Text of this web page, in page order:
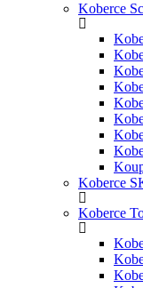
Koberce
Koberce
Koberce